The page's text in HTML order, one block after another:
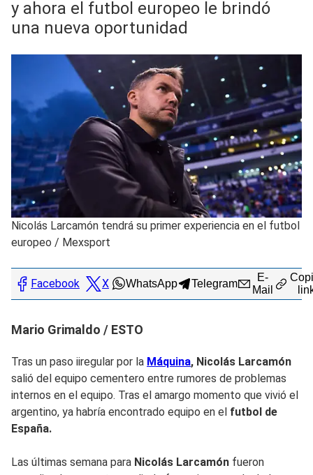
y ahora el futbol europeo le brindó
una nueva oportunidad
Nicolás Larcamón tendrá su primer experiencia en el futbol
europeo / Mexsport
Facebook X WhatsApp Telegram
E-
Mail
Mario Grimaldo / ESTO
Tras un paso iiregular por la Máquina, Nicolás Larcamón
salió del equipo cementero entre rumores de problemas
internos en el equipo. Tras el amargo momento que vivió el
argentino, ya habría encontrado equipo en el futbol de
España.
Las últimas semana para Nicolás Larcamón fueron